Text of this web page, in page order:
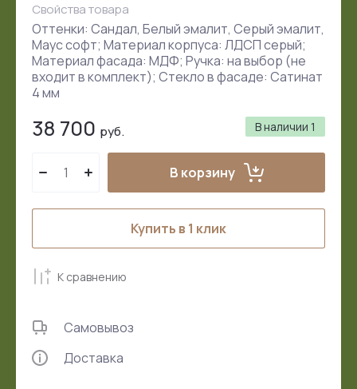
Свойства товара
Оттенки: Сандал, Белый эмалит, Серый эмалит,
Маус софт; Материал корпуса: ЛДСП серый;
Материал фасада: МДФ; Ручка: на выбор (не
входит в комплект); Стекло в фасаде: Сатинат
4 мм
В наличии 1
38 700 руб.
В корзину
Купить в 1 клик
К сравнению
Самовывоз
Доставка